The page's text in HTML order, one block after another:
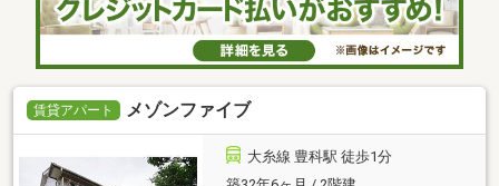
賃貸アパート メゾンファイブ
大糸線 豊科駅 徒歩1分